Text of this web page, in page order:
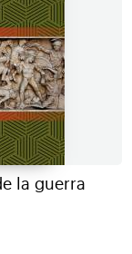
la guerra